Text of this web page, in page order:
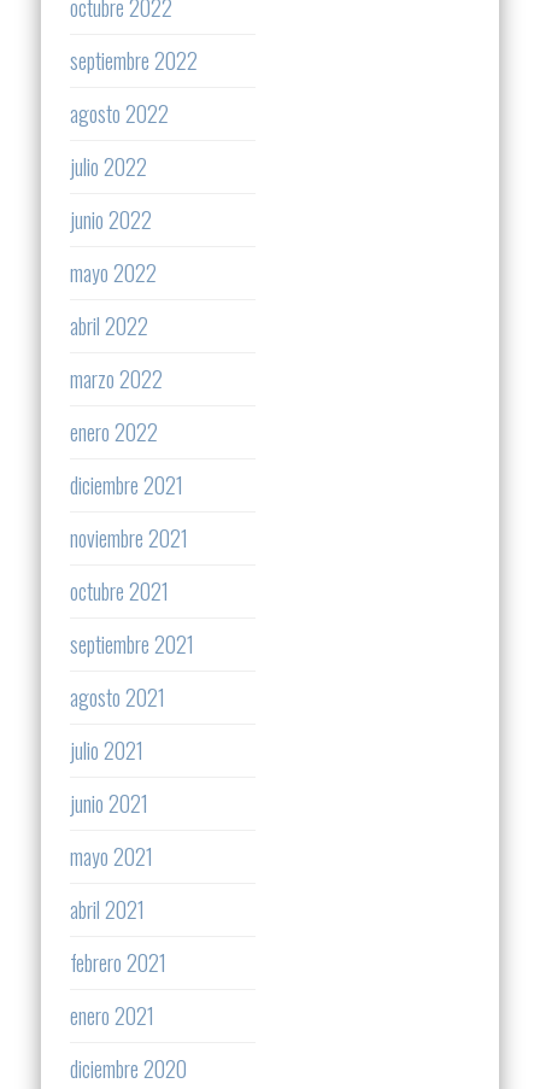
octubre 2022
septiembre 2022
agosto 2022
julio 2022
junio 2022
mayo 2022
abril 2022
marzo 2022
enero 2022
diciembre 2021
noviembre 2021
octubre 2021
septiembre 2021
agosto 2021
julio 2021
junio 2021
mayo 2021
abril 2021
febrero 2021
enero 2021
diciembre 2020